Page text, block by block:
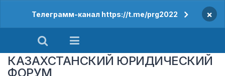
Телеграмм-канал https://t.me/prg2022 ×
КАЗАХСТАНСКИЙ ЮРИДИЧЕСКИЙ
ФОРУМ